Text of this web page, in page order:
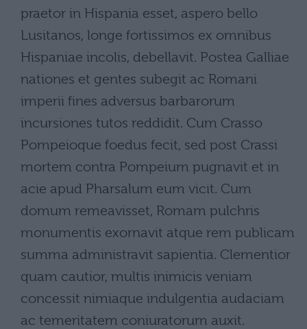
praetor in Hispania esset, aspero bello
Lusitanos, longe fortissimos ex omnibus
Hispaniae incolis, debellavit. Postea Galliae
nationes et gentes subegit ac Romani
imperii fines adversus barbarorum
incursiones tutos reddidit. Cum Crasso
Pompeioque foedus fecit, sed post Crassi
mortem contra Pompeium pugnavit et in
acie apud Pharsalum eum vicit. Cum
domum remeavisset, Romam pulchris
monumentis exornavit atque rem publicam
summa administravit sapientia. Clementior
quam cautior, multis inimicis veniam
concessit nimiaque indulgentia audaciam
ac temeritatem coniuratorum auxit.